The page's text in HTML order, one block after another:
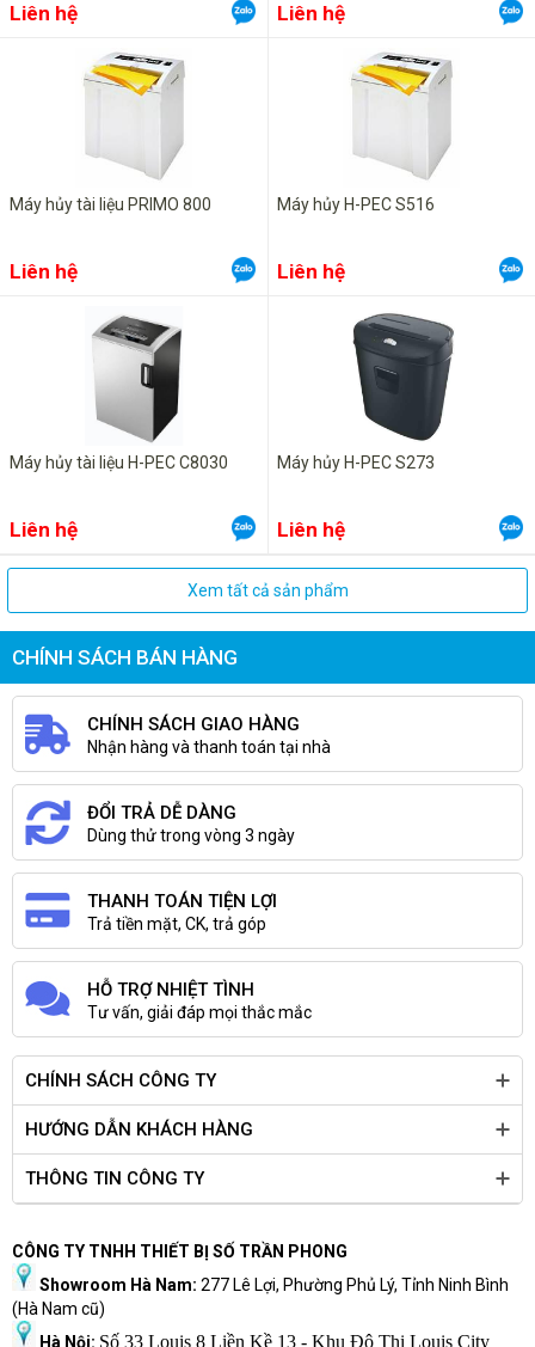
Liên hệ Liên hệ
Máy hủy tài liệu PRIMO 800
Liên hệ
Máy hủy H-PEC S516
Liên hệ
Máy hủy tài liệu H-PEC C8030
Liên hệ
Máy hủy H-PEC S273
Liên hệ
Xem tất cả sản phẩm
CHÍNH SÁCH BÁN HÀNG
CHÍNH SÁCH GIAO HÀNG
Nhận hàng và thanh toán tại nhà
ĐỔI TRẢ DỄ DÀNG
Dùng thử trong vòng 3 ngày
THANH TOÁN TIỆN LỢI
Trả tiền mặt, CK, trả góp
HỖ TRỢ NHIỆT TÌNH
Tư vấn, giải đáp mọi thắc mắc
CHÍNH SÁCH CÔNG TY
HƯỚNG DẪN KHÁCH HÀNG
THÔNG TIN CÔNG TY
CÔNG TY TNHH THIẾT BỊ SỐ TRẦN PHONG
Showroom Hà Nam: 277 Lê Lợi, Phường Phủ Lý, Tỉnh Ninh Bình
(Hà Nam cũ)
Hà Nội: Số 33 Louis 8 Liền Kề 13 - Khu Đô Thị Louis City